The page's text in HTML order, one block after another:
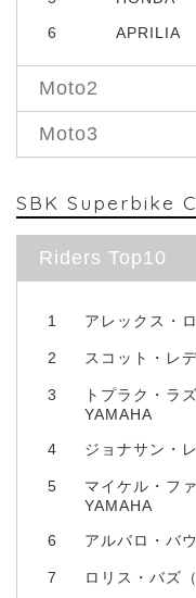
6
APRILIA
Moto2
Moto3
SBK Superbike
Riders Top10
1 アレックス・
2 スコット・レ
3
トプラク・ラ
YAMAHA
4 ジョナサン・
5
マイケル・フ
YAMAHA
6 アルバロ・バ
7 ロリス・バズ